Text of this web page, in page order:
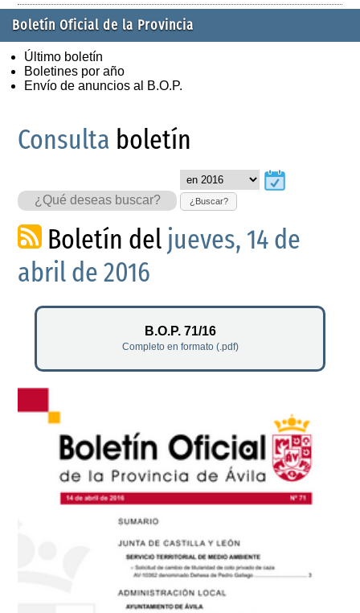
Boletín Oficial de la Provincia
Último boletín
Boletines por año
Envío de anuncios al B.O.P.
Consulta boletín
¿Buscar?
Boletín del jueves, 14 de
abril de 2016
B.O.P. 71/16
Completo en formato (.pdf)